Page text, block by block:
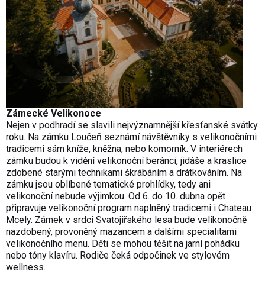
Zámecké Velikonoce
Nejen v podhradí se slavili nejvýznamnější křesťanské svátky
roku. Na zámku Loučeň seznámí návštěvníky s velikonočními
tradicemi sám kníže, kněžna, nebo komorník. V interiérech
zámku budou k vidění velikonoční beránci, jidáše a kraslice
zdobené starými technikami škrábáním a drátkováním. Na
zámku jsou oblíbené tematické prohlídky, tedy ani
velikonoční nebude výjimkou. Od 6. do 10. dubna opět
připravuje velikonoční program naplněný tradicemi i Chateau
Mcely. Zámek v srdci Svatojiřského lesa bude velikonočně
nazdobený, provoněný mazancem a dalšími specialitami
velikonočního menu. Děti se mohou těšit na jarní pohádku
nebo tóny klavíru. Rodiče čeká odpočinek ve stylovém
wellness.